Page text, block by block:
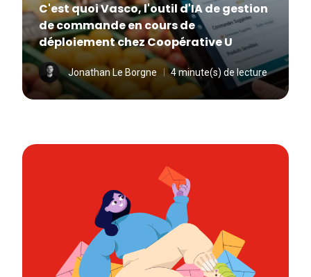
C'est quoi Vasco, l'outil d'IA de gestion
de commande en cours de
déploiement chez Coopérative U
Jonathan Le Borgne 4 minute(s) de lecture